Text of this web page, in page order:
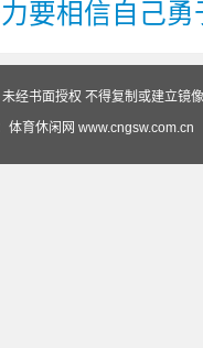
要相信自己勇
未经书面授权 不得复制或建立镜
体育休闲网